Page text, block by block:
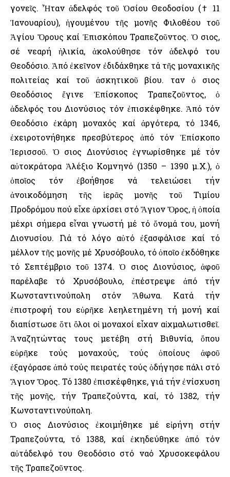
γονεῖς. Ἦταν ἀδελφός τοῦ Ὁσίου Θεοδοσίου († 11
Ἰανουαρίου), ἡγουμένου τῆς μονῆς Φιλοθέου τοῦ
Ἁγίου Ὄρους καί Ἐπισκόπου Τραπεζοῦντος. Ὁ Ὅσιος,
σέ νεαρή ἡλικία, ἀκολούθησε τόν ἀδελφό του
Θεοδόσιο. Ἀπό ἐκεῖνον ἐδιδάχθηκε τά τῆς μοναχικῆς
πολιτείας καί τοῦ ἀσκητικοῦ βίου. Ὅταν ὁ Ὅσιος
Θεοδόσιος ἔγινε Ἐπίσκοπος Τραπεζοῦντος, ὁ
ἀδελφός του Διονύσιος τόν ἐπισκέφθηκε. Ἀπό τόν
Θεοδόσιο ἐκάρη μοναχός καί ἀργότερα, τό 1346,
ἐχειροτονήθηκε πρεσβύτερος ἀπό τόν Ἐπίσκοπο
Ἱερισσοῦ. Ὁ Ὅσιος Διονύσιος ἐγνωρίσθηκε μέ τόν
αὐτοκράτορα Ἀλέξιο Κομνηνό (1350 – 1390 μ.Χ.), ὁ
ὁποῖος τόν ἐβοήθησε νά τελειώσει τήν
ἀνοικοδόμηση τῆς ἱερᾶς μονῆς τοῦ Τιμίου
Προδρόμου πού εἶχε ἀρχίσει στό Ἄγιον Ὄρος, ἡ ὁποία
μέχρι σήμερα εἶναι γνωστή μέ τό ὄνομά του, μονή
Διονυσίου. Γιά τό λόγο αὐτό ἐξασφάλισε καί τό
μέλλον τῆς μονῆς μέ Χρυσόβουλο, τό ὁποῖο ἐκδόθηκε
τό Σεπτέμβριο τοῦ 1374. Ὁ Ὅσιος Διονύσιος, ἀφοῦ
παρέλαβε τό Χρυσόβουλο, ἐπέστρεψε ἀπό τήν
Κωνσταντινούπολη στόν Ἄθωνα. Κατά τήν
ἐπιστροφή του εὑρῆκε λεηλετημένη τή μονή καί
διαπίστωσε ὅτι ὅλοι οἱ μοναχοί εἶχαν αἰχμαλωτισθεῖ.
Ἀναζητώντας τους μετέβη στή Βιθυνία, ὅπου
εὑρῆκε τούς μοναχούς, τούς ὁποίους ἀφοῦ
ἐξαγόρασε ἀπό τούς πειρατές τούς ὁδήγησε πάλι στό
Ἅγιον Ὄρος. Τό 1380 ἐπισκέφθηκε, γιά τήν ἐνίσχυση
τῆς μονῆς, τήν Τραπεζούντα, καί, τό 1382, τήν
Κωνσταντινούπολη.
Ὁ Ὅσιος Διονύσιος ἐκοιμήθηκε μέ εἰρήνη στήν
Τραπεζούντα, τό 1388, καί ἐκηδεύθηκε ἀπό τόν
αὐτάδελφό του Θεοδόσιο στό ναό Χρυσοκεφάλου
τῆς Τραπεζοῦντος.